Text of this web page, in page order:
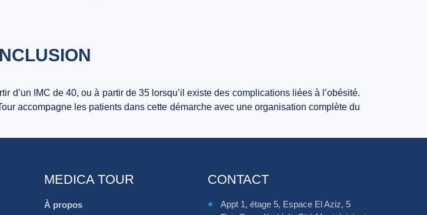
d’un IMC de 40, ou à partir de 35 lorsqu’il existe des complications liées à l’obésité.
accompagne les patients dans cette démarche avec une organisation complète du
MEDICA TOUR
À propos
CONTACT
⌖
Appt 1, étage 5, Espace El Aziz, 5